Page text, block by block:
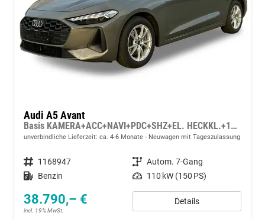
Audi A5 Avant
Basis KAMERA+ACC+NAVI+PDC+SHZ+EL. HECKKL.+17 LM
unverbindliche Lieferzeit: ca. 4-6 Monate Neuwagen mit Tageszulassung
Fahrzeugnummer 1168947 Getriebe Autom. 7-Gang
Kraftstoff Benzin Leistung 110 kW (150 PS)
38.790,– €
incl. 19% MwSt.
Details